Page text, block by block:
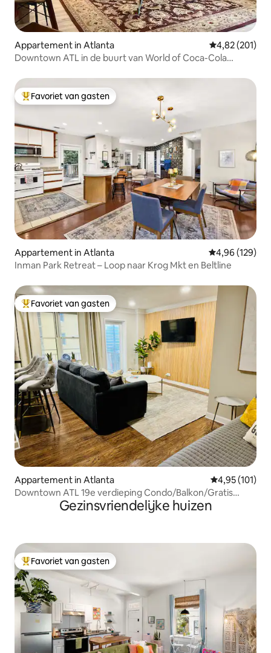
Appartement in Atlanta Gemiddelde
4,82 (201)
Downtown ATL in de buurt van World of Coca-Cola
Topfavoriet van gasten
Favoriet van gasten
Appartement in Atlanta Gemiddelde
4,96 (129)
Inman Park Retreat – Loop naar Krog Mkt en Beltline
Topfavoriet van gasten
Favoriet van gasten
Appartement in Atlanta Gemiddelde
4,95 (101)
Downtown ATL 19e verdieping Condo/Balkon/Gratis
Gezinsvriendelijke huizen
Topfavoriet van gasten
Favoriet van gasten